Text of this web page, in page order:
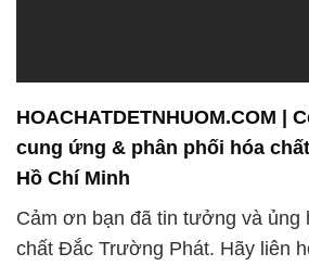
HOACHATDETNHUOM.COM |
cung ứng & phân phối hóa
Hồ Chí Minh
Cảm ơn bạn đã tin tưởng và ủng
chất Đắc Trường Phát. Hãy liên